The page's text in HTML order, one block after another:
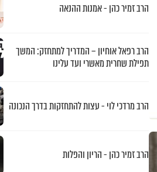
הרב זמיר כהן - אמנות ההנאה
הרב רפאל אוחיון – המדריך למתחזק: המשך
תפילת שחרית מאשרי ועד עלינו
הרב מרדכי לוי - עצות להתחזקות בדרך הנכונה
הרב זמיר כהן - הריון והפלות